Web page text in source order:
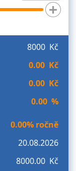
8000 Kč
0.00 Kč
0.00 Kč
0.00 %
0.00% ročně
20.08.2026
8000.00 Kč